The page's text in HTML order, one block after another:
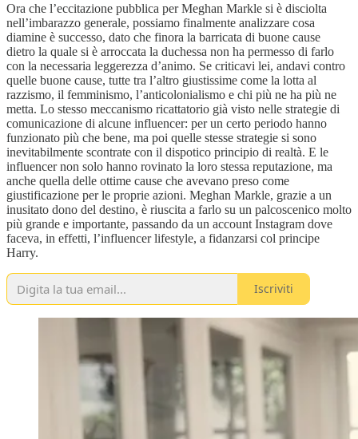
Ora che l’eccitazione pubblica per Meghan Markle si è disciolta
nell’imbarazzo generale, possiamo finalmente analizzare cosa
diamine è successo, dato che finora la barricata di buone cause
dietro la quale si è arroccata la duchessa non ha permesso di farlo
con la necessaria leggerezza d’animo. Se criticavi lei, andavi contro
quelle buone cause, tutte tra l’altro giustissime come la lotta al
razzismo, il femminismo, l’anticolonialismo e chi più ne ha più ne
metta. Lo stesso meccanismo ricattatorio già visto nelle strategie di
comunicazione di alcune influencer: per un certo periodo hanno
funzionato più che bene, ma poi quelle stesse strategie si sono
inevitabilmente scontrate con il dispotico principio di realtà. E le
influencer non solo hanno rovinato la loro stessa reputazione, ma
anche quella delle ottime cause che avevano preso come
giustificazione per le proprie azioni. Meghan Markle, grazie a un
inusitato dono del destino, è riuscita a farlo su un palcoscenico molto
più grande e importante, passando da un account Instagram dove
faceva, in effetti, l’influencer lifestyle, a fidanzarsi col principe
Harry.
Iscriviti